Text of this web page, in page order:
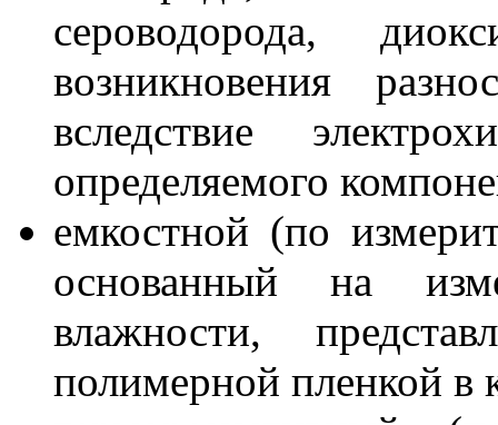
сероводорода,
возникновения
вследствие
определяемого
емкостной (по
основанный на
влажности,
полимерной пленкой в